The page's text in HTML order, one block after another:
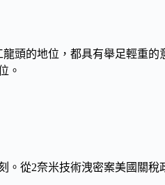
龍頭的地位，都具有舉足輕重的
。
。從2奈米技術洩密案美國關稅